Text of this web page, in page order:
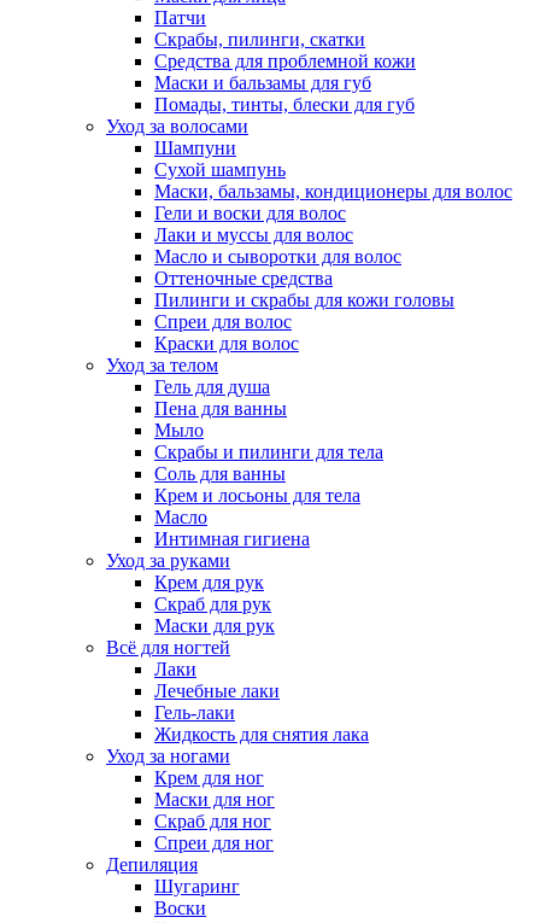
Патчи
Скрабы, пилинги, скатки
Средства для проблемной кожи
Маски и бальзамы для губ
Помады, тинты, блески для губ
Уход за волосами
Шампуни
Сухой шампунь
Маски, бальзамы, кондиционеры для волос
Гели и воски для волос
Лаки и муссы для волос
Масло и сыворотки для волос
Оттеночные средства
Пилинги и скрабы для кожи головы
Спреи для волос
Краски для волос
Уход за телом
Гель для душа
Пена для ванны
Мыло
Скрабы и пилинги для тела
Соль для ванны
Крем и лосьоны для тела
Масло
Интимная гигиена
Уход за руками
Крем для рук
Скраб для рук
Маски для рук
Всё для ногтей
Лаки
Лечебные лаки
Гель-лаки
Жидкость для снятия лака
Уход за ногами
Крем для ног
Маски для ног
Скраб для ног
Спреи для ног
Депиляция
Шугаринг
Воски